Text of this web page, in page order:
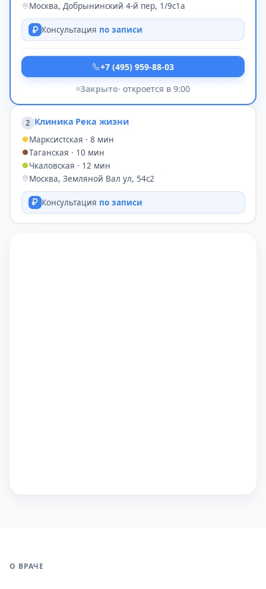
Москва, Добрынинский 4-й пер, 1/9с1а
Консультация по записи
+7 (495) 959-88-03
Закрыто· откроется в 9:00
2 Клиника Река жизни
Марксистская · 8 мин
Таганская · 10 мин
Чкаловская · 12 мин
Москва, Земляной Вал ул, 54с2
Консультация по записи
О ВРАЧЕ